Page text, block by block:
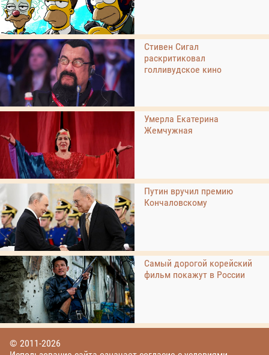
Стивен Сигал
раскритиковал
голливудское кино
Умерла Екатерина
Жемчужная
Путин вручил премию
Кончаловскому
Самый дорогой корейский
фильм покажут в России
© 2011-2026